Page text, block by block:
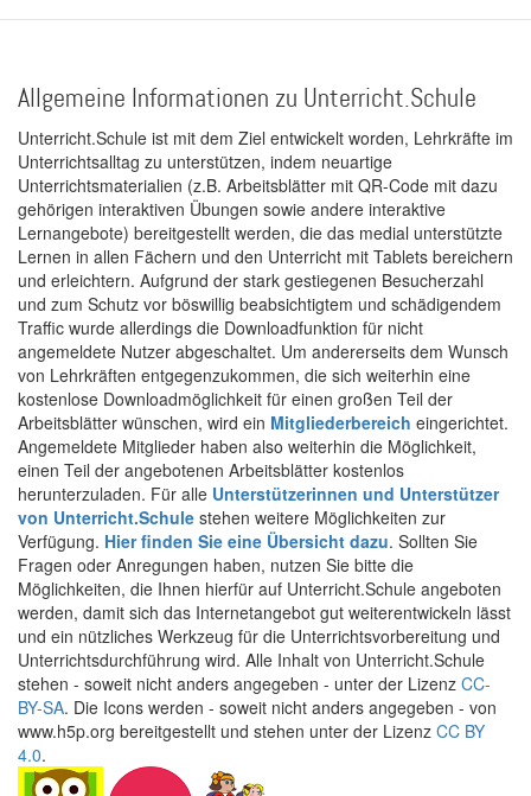
Allgemeine Informationen zu Unterricht.Schule
Unterricht.Schule ist mit dem Ziel entwickelt worden, Lehrkräfte im
Unterrichtsalltag zu unterstützen, indem neuartige
Unterrichtsmaterialien (z.B. Arbeitsblätter mit QR-Code mit dazu
gehörigen interaktiven Übungen sowie andere interaktive
Lernangebote) bereitgestellt werden, die das medial unterstützte
Lernen in allen Fächern und den Unterricht mit Tablets bereichern
und erleichtern. Aufgrund der stark gestiegenen Besucherzahl
und zum Schutz vor böswillig beabsichtigtem und schädigendem
Traffic wurde allerdings die Downloadfunktion für nicht
angemeldete Nutzer abgeschaltet. Um andererseits dem Wunsch
von Lehrkräften entgegenzukommen, die sich weiterhin eine
kostenlose Downloadmöglichkeit für einen großen Teil der
Arbeitsblätter wünschen, wird ein Mitgliederbereich eingerichtet.
Angemeldete Mitglieder haben also weiterhin die Möglichkeit,
einen Teil der angebotenen Arbeitsblätter kostenlos
herunterzuladen. Für alle Unterstützerinnen und Unterstützer
von Unterricht.Schule stehen weitere Möglichkeiten zur
Verfügung. Hier finden Sie eine Übersicht dazu. Sollten Sie
Fragen oder Anregungen haben, nutzen Sie bitte die
Möglichkeiten, die Ihnen hierfür auf Unterricht.Schule angeboten
werden, damit sich das Internetangebot gut weiterentwickeln lässt
und ein nützliches Werkzeug für die Unterrichtsvorbereitung und
Unterrichtsdurchführung wird. Alle Inhalt von Unterricht.Schule
stehen - soweit nicht anders angegeben - unter der Lizenz CC-
BY-SA. Die Icons werden - soweit nicht anders angegeben - von
www.h5p.org bereitgestellt und stehen unter der Lizenz CC BY
4.0.